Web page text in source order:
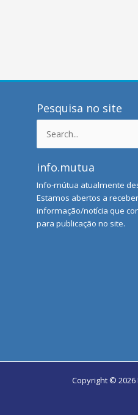
Pesquisa no site
Search
for:
info.mutua
Info-mútua atualmente
Estamos abertos a
informação/notícia que
para publicação no site.
Copyright ©